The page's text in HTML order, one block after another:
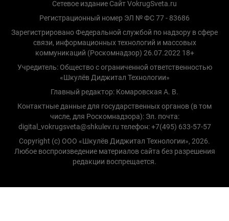
Сетевое издание Сайт VokrugSveta.ru
Регистрационный номер ЭЛ № ФС 77 - 83686
Зарегистрировано Федеральной службой по надзору в сфере
связи, информационных технологий и массовых
коммуникаций (Роскомнадзор) 26.07.2022 18+
Учредитель: Общество с ограниченной ответственностью
«Шкулёв Диджитал Технологии»
Главный редактор: Комаровская А. В.
Контактные данные для государственных органов (в том
числе, для Роскомнадзора): Эл. почта:
digital_vokrugsveta@shkulev.ru телефон: +7(495) 633-57-57
Copyright (с) ООО «Шкулёв Диджитал Технологии», 2026.
Любое воспроизведение материалов сайта без разрешения
редакции воспрещается.